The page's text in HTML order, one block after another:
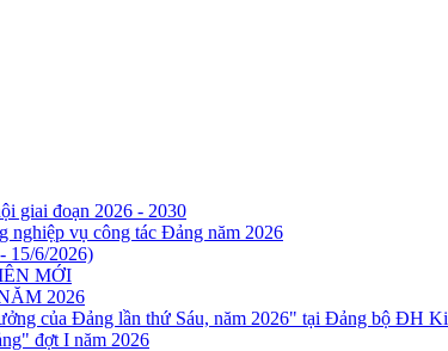
giai đoạn 2026 - 2030
vụ công tác Đảng năm 2026
15/6/2026)
MỚI
2026
của Đảng lần thứ Sáu, năm 2026" tại Đảng bộ ĐH
đợt I năm 2026